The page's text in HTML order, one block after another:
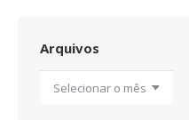
Arquivos